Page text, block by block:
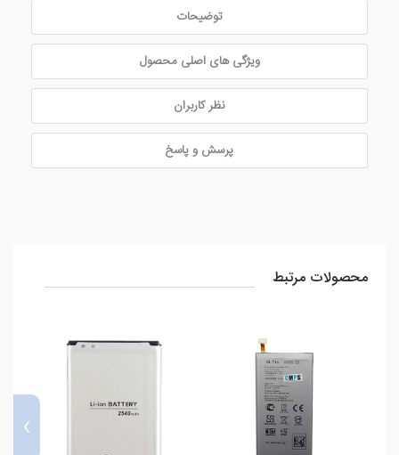
توضیحات
ویژگی های اصلی محصول
نظر کاربران
پرسش و پاسخ
محصولات مرتبط
›